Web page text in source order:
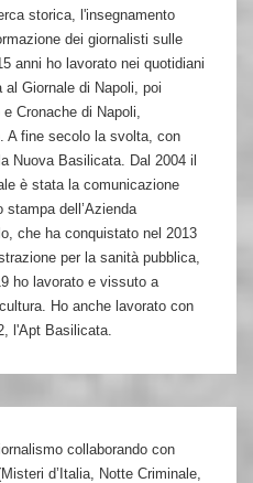
storica, l'insegnamento
dei giornalisti sulle
anni ho lavorato nei quotidiani
al Giornale di Napoli, poi
Cronache di Napoli,
A fine secolo la svolta, con
Nuova Basilicata. Dal 2004 il
è stata la comunicazione
stampa dell’Azienda
che ha conquistato nel 2013
per la sanità pubblica,
ho lavorato e vissuto a
Ho anche lavorato con
l'Apt Basilicata.
collaborando con
d’Italia, Notte Criminale,